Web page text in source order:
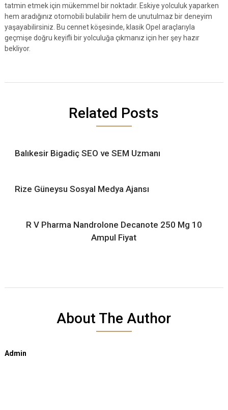
tatmin etmek için mükemmel bir noktadır. Eskiye yolculuk yaparken
hem aradığınız otomobili bulabilir hem de unutulmaz bir deneyim
yaşayabilirsiniz. Bu cennet köşesinde, klasik Opel araçlarıyla
geçmişe doğru keyifli bir yolculuğa çıkmanız için her şey hazır
bekliyor.
Related Posts
Balıkesir Bigadiç SEO ve SEM Uzmanı
Rize Güneysu Sosyal Medya Ajansı
R V Pharma Nandrolone Decanote 250 Mg 10
Ampul Fiyat
About The Author
Admin